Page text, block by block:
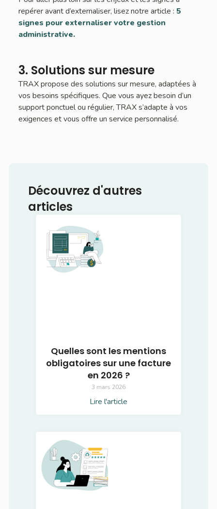
repérer avant d’externaliser, lisez notre article : 5
signes pour externaliser votre gestion
administrative.
3. Solutions sur mesure
TRAX propose des solutions sur mesure, adaptées à
vos besoins spécifiques. Que vous ayez besoin d’un
support ponctuel ou régulier, TRAX s’adapte à vos
exigences et vous offre un service personnalisé.
Découvrez d'autres
articles
Quelles sont les mentions
obligatoires sur une facture
en 2026 ?
3 mars 2026
Lire l'article